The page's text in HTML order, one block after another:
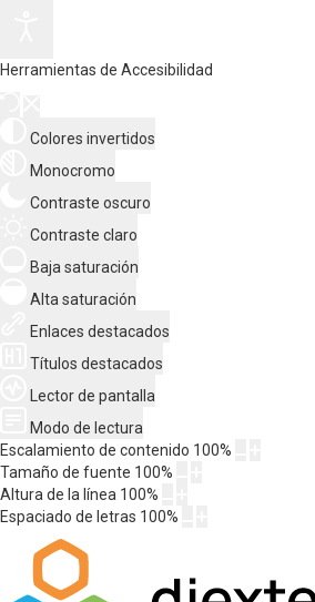
Herramientas de Accesibilidad
Colores invertidos
Monocromo
Contraste oscuro
Contraste claro
Baja saturación
Alta saturación
Enlaces destacados
Títulos destacados
Lector de pantalla
Modo de lectura
Escalamiento de contenido 100%
Tamaño de fuente 100%
Altura de la línea 100%
Espaciado de letras 100%